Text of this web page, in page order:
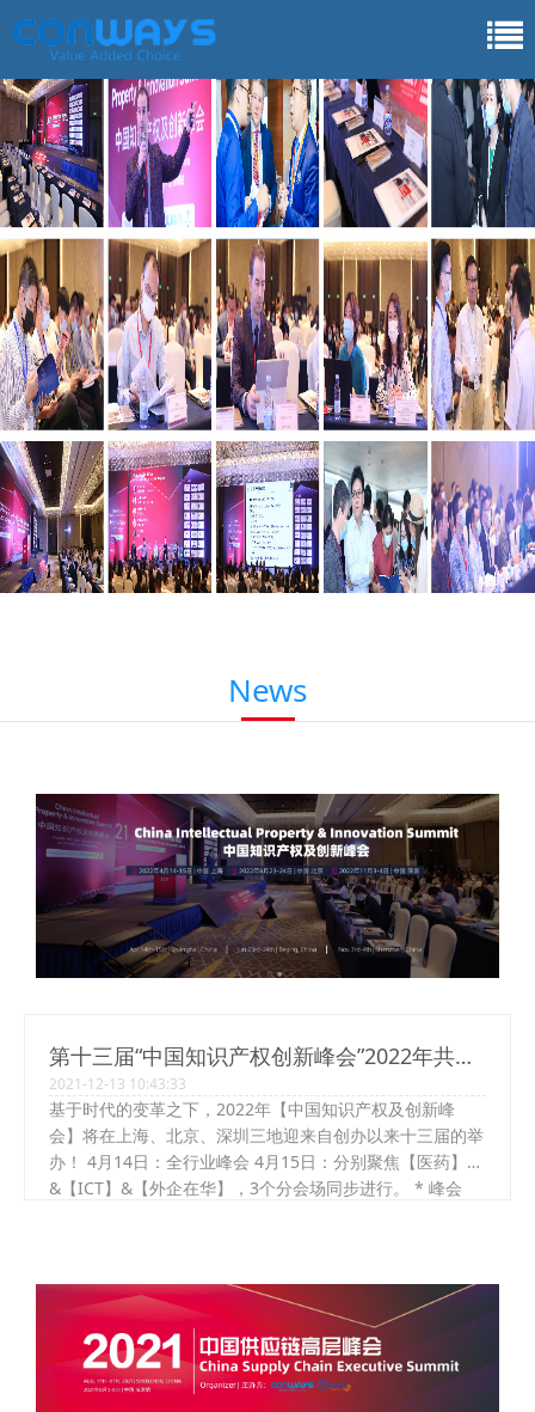
News
第十三届“中国知识产权创新峰会”2022年共聚
三地！
2021-12-13 10:43:33
基于时代的变革之下，2022年【中国知识产权及创新峰
会】将在上海、北京、深圳三地迎来自创办以来十三届的举
办！ 4月14日：全行业峰会 4月15日：分别聚焦【医药】
&【ICT】&【外企在华】，3个分会场同步进行。 * 峰会